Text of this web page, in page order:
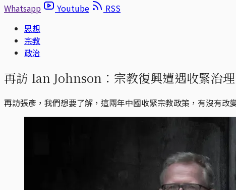
Whatsapp
Youtube
RSS
思想
宗教
政治
再訪 Ian Johnson：宗教復興遭遇收緊治
再訪張彥，我們想要了解，這兩年中國收緊宗教政策，有沒有